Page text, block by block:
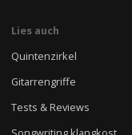
Lies auch
Quintenzirkel
Gitarrengriffe
Tests & Reviews